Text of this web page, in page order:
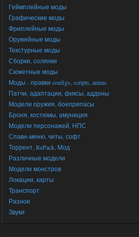
Геймплейные моды
Графические моды
Фриплейные моды
Оружейные моды
Текстурные моды
Сборки, солянки
Сюжетные моды
Моды - правки configs, scripts, anims
Патчи, адаптации, фиксы, аддоны
Модели оружия, боеприпасы
Броня, костюмы, амуниция
Модели персонажей, НПС
Спавн-меню, читы, софт
Торрент, RePack, Мод
Различные модели
Модели монстров
Локации, карты
Транспорт
Разное
Звуки